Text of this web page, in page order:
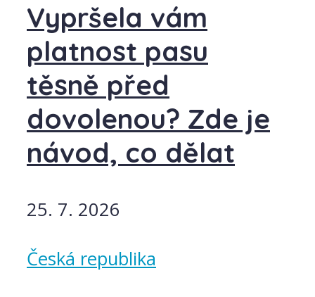
Vypršela vám
platnost pasu
těsně před
dovolenou? Zde je
návod, co dělat
25. 7. 2026
Česká republika